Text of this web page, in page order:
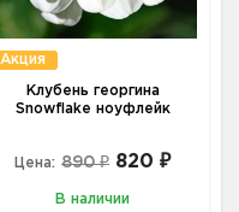
Акция
Клубень георгина
Snowflake ноуфлейк
Цена: 890 ₽ 820 ₽
В наличии